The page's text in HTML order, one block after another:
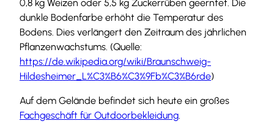
0,8 kg Weizen oder 5,5 kg Zuckerrüben geerntet. Die
dunkle Bodenfarbe erhöht die Temperatur des
Bodens. Dies verlängert den Zeitraum des jährlichen
Pflanzenwachstums. (Quelle:
https://de.wikipedia.org/wiki/Braunschweig-
Hildesheimer_L%C3%B6%C3%9Fb%C3%B6rde)
Auf dem Gelände befindet sich heute ein großes
Fachgeschäft für Outdoorbekleidung.